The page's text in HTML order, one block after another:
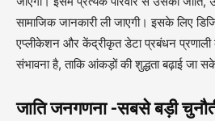
सामाजिक जानकारी ली जाएगी। इसके लिए
एप्लीकेशन और केंद्रीकृत डेटा प्रबंधन प्रणाली
संभावना है, ताकि आंकड़ों की शुद्धता बढ़ाई जा
जाति जनगणना -सबसे बड़ी